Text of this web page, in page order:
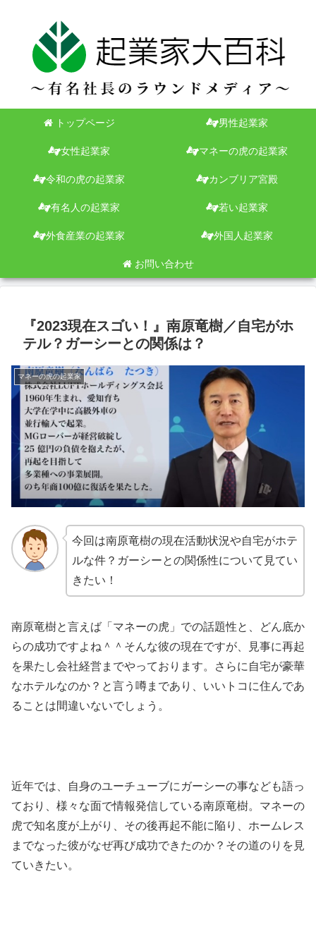
トップページ 男性起業家
女性起業家 マネーの虎の起業家
令和の虎の起業家 カンブリア宮殿
有名人の起業家 若い起業家
外食産業の起業家 外国人起業家
お問い合わせ
『2023現在スゴい！』南原竜樹／自宅がホ
テル？ガーシーとの関係は？
マネーの虎の起業家
今回は南原竜樹の現在活動状況や自宅がホテ
ルな件？ガーシーとの関係性について見てい
きたい！
南原竜樹と言えば「マネーの虎」での話題性と、どん底か
らの成功ですよね＾＾そんな彼の現在ですが、見事に再起
を果たし会社経営までやっております。さらに自宅が豪華
なホテルなのか？と言う噂まであり、いいトコに住んであ
ることは間違いないでしょう。
近年では、自身のユーチューブにガーシーの事なども語っ
ており、様々な面で情報発信している南原竜樹。マネーの
虎で知名度が上がり、その後再起不能に陥り、ホームレス
までなった彼がなぜ再び成功できたのか？その道のりを見
ていきたい。